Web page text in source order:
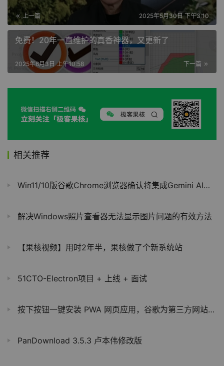
上一篇 2025年5月30日 下午3:10
免费！20年一直维护的真香神器，又更新了
下一篇
2025年6月3日 上午10:58
相关推荐
Win11/10版谷歌Chrome浏览器确认将集成Gemini AI助手
解决Windows照片查看器无法显示图片问题的有效方法
【果核视频】用时2年半，果核做了个新系统站
51CTO-Electron项目 + 上线 + 面试
按下按钮一键安装 PWA 网页应用，谷歌为第三方网站推出“添加到 Chromebook”API
PanDownload 3.5.3 卢本伟修改版